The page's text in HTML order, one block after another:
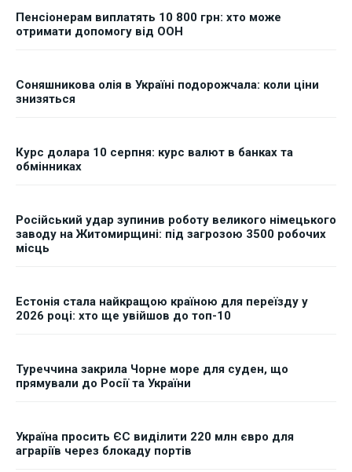
Пенсіонерам виплатять 10 800 грн: хто може
отримати допомогу від ООН
Соняшникова олія в Україні подорожчала: коли ціни
знизяться
Курс долара 10 серпня: курс валют в банках та
обмінниках
Російський удар зупинив роботу великого німецького
заводу на Житомирщині: під загрозою 3500 робочих
місць
Естонія стала найкращою країною для переїзду у
2026 році: хто ще увійшов до топ-10
Туреччина закрила Чорне море для суден, що
прямували до Росії та України
Україна просить ЄС виділити 220 млн євро для
аграріїв через блокаду портів